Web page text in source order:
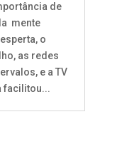
de
mente
o
as redes
e a TV
facilitou...